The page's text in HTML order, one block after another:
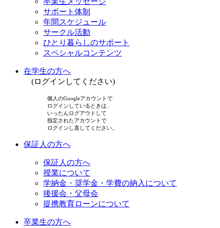
サポート体制
年間スケジュール
サークル活動
ひとり暮らしのサポート
スペシャルコンテンツ
在学生の方へ
(ログインしてください)
個人のGoogleアカウントで
ログインしているときは、
いったんログアウトして
指定されたアカウントで
ログインし直してください。
保証人の方へ
保証人の方へ
授業について
学納金・奨学金・学費の納入について
後援会・父母会
提携教育ローンについて
卒業生の方へ